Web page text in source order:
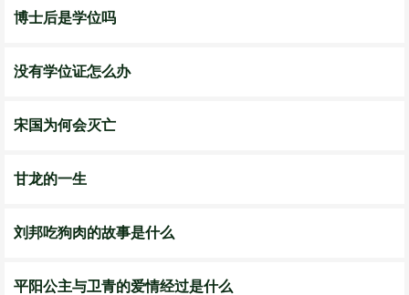
博士后是学位吗
没有学位证怎么办
宋国为何会灭亡
甘龙的一生
刘邦吃狗肉的故事是什么
平阳公主与卫青的爱情经过是什么